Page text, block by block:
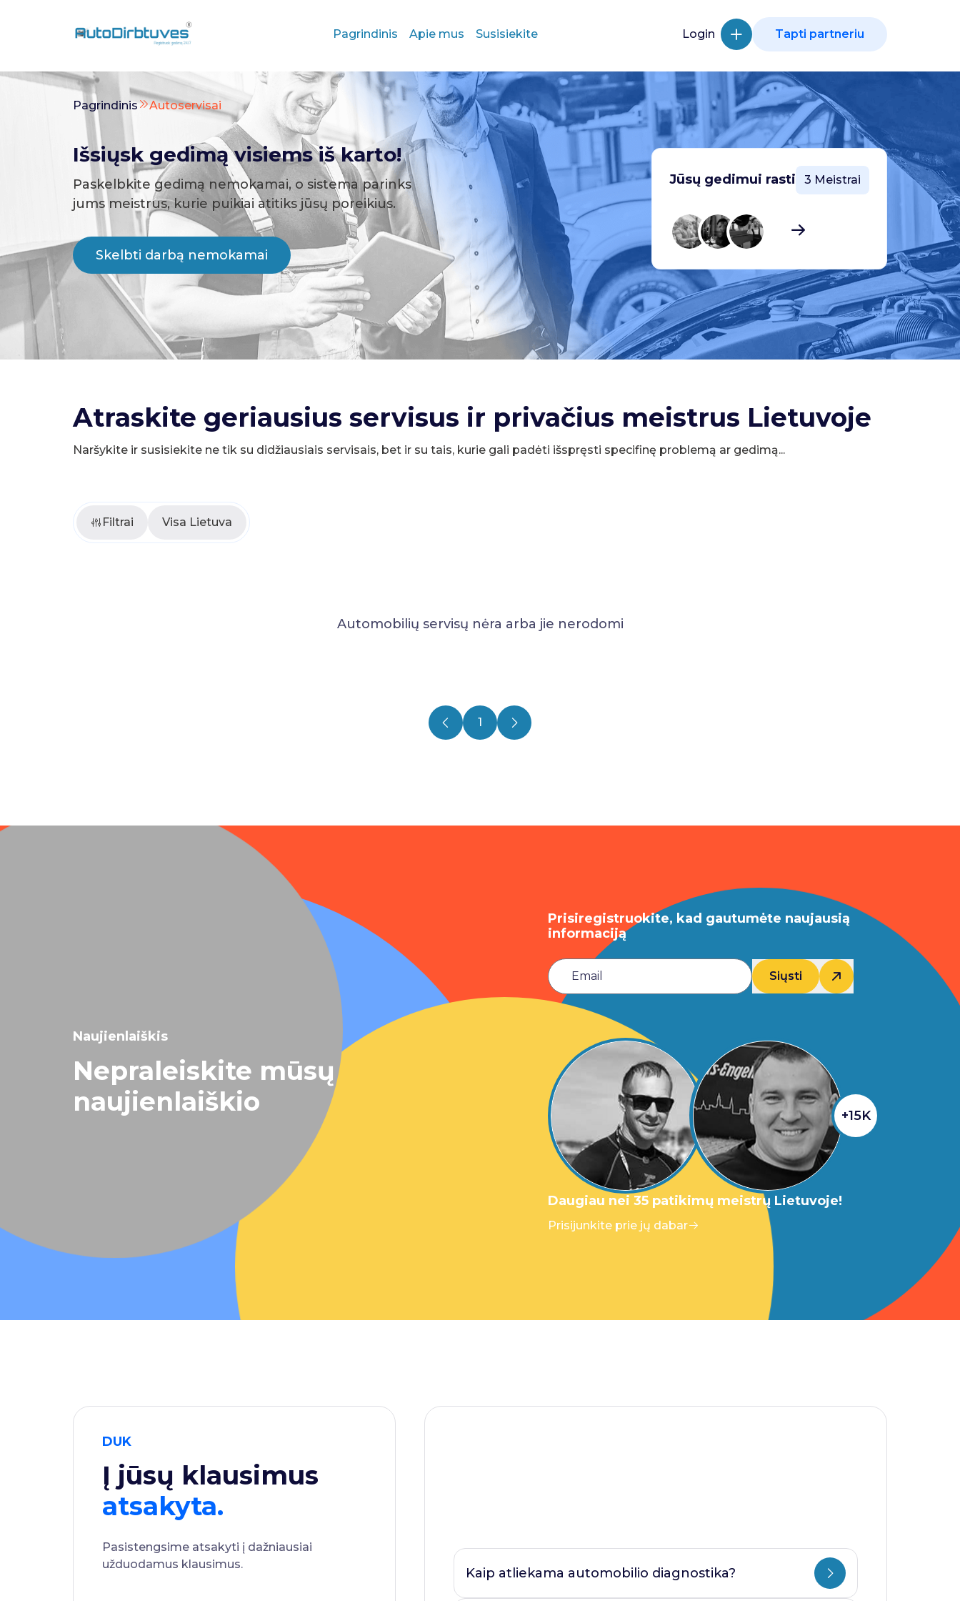
Pagrindinis Apie mus Susisiekite Login Tapti partneriu
Pagrindinis Autoservisai
Išsiųsk gedimą visiems iš karto!
Paskelbkite gedimą nemokamai, o sistema parinks
jums meistrus, kurie puikiai atitiks jūsų poreikius.
Skelbti darbą nemokamai
Jūsų gedimui rasti 3 Meistrai
Atraskite geriausius servisus ir privačius meistrus Lietuvoje
Naršykite ir susisiekite ne tik su didžiausiais servisais, bet ir su tais, kurie gali padėti išspręsti specifinę problemą ar gedimą...
Filtrai Visa Lietuva
Automobilių servisų nėra arba jie nerodomi
1
Naujienlaiškis
Nepraleiskite mūsų
naujienlaiškio
Prisiregistruokite, kad gautumėte naujausią
informaciją
Siųsti
+15K
Daugiau nei 35 patikimų meistrų Lietuvoje!
Prisijunkite prie jų dabar
DUK
Į jūsų klausimus
atsakyta.
Pasistengsime atsakyti į dažniausiai
užduodamus klausimus.
Kaip atliekama automobilio diagnostika?